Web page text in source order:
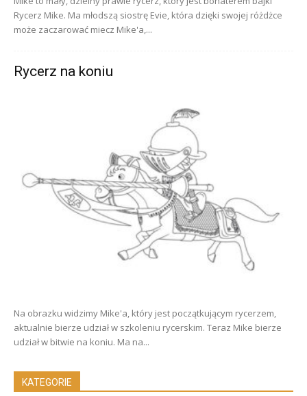
Rycerz Mike. Ma młodszą siostrę Evie, która dzięki swojej różdżce
może zaczarować miecz Mike'a,...
Rycerz na koniu
Na obrazku widzimy Mike'a, który jest początkującym rycerzem,
aktualnie bierze udział w szkoleniu rycerskim. Teraz Mike bierze
udział w bitwie na koniu. Ma na...
KATEGORIE